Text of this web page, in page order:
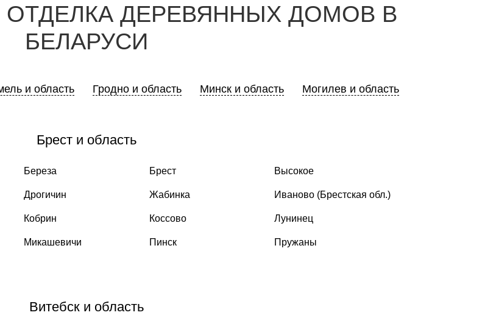
ОТДЕЛКА ДЕРЕВЯННЫХ ДОМОВ В
БЕЛАРУСИ
и область Гродно и область Минск и область Могилев и область
Брест и область
Береза Брест Высокое
Дрогичин Жабинка Иваново (Брестская обл.)
Кобрин Коссово Лунинец
Микашевичи Пинск Пружаны
Витебск и область